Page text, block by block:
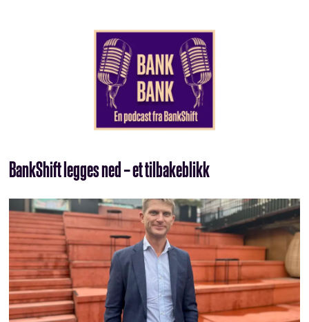
BankShift legges ned – et tilbakeblikk